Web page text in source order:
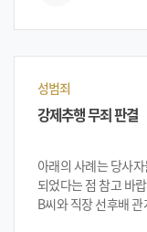
사건이었습니다. 법
성범죄
강제추행 무죄 판결
아래의 사례는 당사
되었다는 점 참고 바랍니다. 이 사건 의뢰인인 A
B씨와 직장 선후배